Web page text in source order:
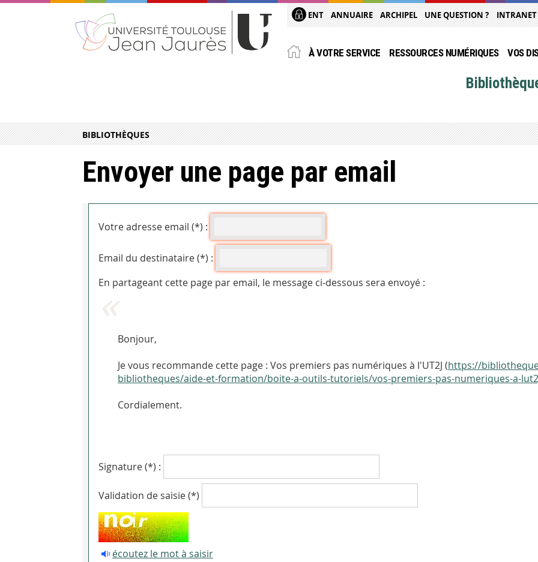
ENT ANNUAIRE ARCHIPEL UNE QUESTION ? INTRANET
À VOTRE SERVICE RESSOURCES NUMÉRIQUES VOS
BIBLIOTHÈQUES
Envoyer une page par email
Votre adresse email (*) :
Email du destinataire (*) :
En partageant cette page par email, le message ci-dessous sera envoyé :
Bonjour,
Je vous recommande cette page : Vos premiers pas numériques à l'UT2J (https://
bibliotheques/aide-et-formation/boite-a-outils-tutoriels/vos-premiers-pas-numeriques-a-
Cordialement.
Signature (*) :
Validation de saisie (*)
écoutez le mot à saisir